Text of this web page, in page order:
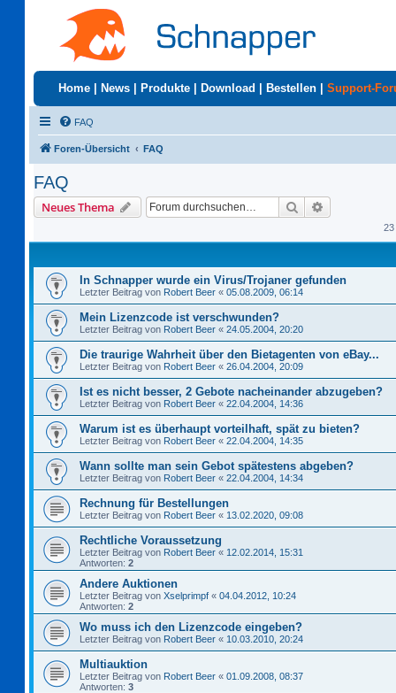
Home News Produkte Download Bestellen Support-
FAQ
Foren-Übersicht FAQ
FAQ
Neues Thema Suche
23
In Schnapper wurde ein Virus/Trojaner gefunden
Letzter Beitrag von Robert Beer « 05.08.2009, 06:14
Mein Lizenzcode ist verschwunden?
Letzter Beitrag von Robert Beer « 24.05.2004, 20:20
Die traurige Wahrheit über den Bietagenten von eBay...
Letzter Beitrag von Robert Beer « 26.04.2004, 20:09
Ist es nicht besser, 2 Gebote nacheinander abzugeben?
Letzter Beitrag von Robert Beer « 22.04.2004, 14:36
Warum ist es überhaupt vorteilhaft, spät zu bieten?
Letzter Beitrag von Robert Beer « 22.04.2004, 14:35
Wann sollte man sein Gebot spätestens abgeben?
Letzter Beitrag von Robert Beer « 22.04.2004, 14:34
Rechnung für Bestellungen
Letzter Beitrag von Robert Beer « 13.02.2020, 09:08
Rechtliche Voraussetzung
Letzter Beitrag von Robert Beer « 12.02.2014, 15:31
Antworten: 2
Andere Auktionen
Letzter Beitrag von Xselprimpf « 04.04.2012, 10:24
Antworten: 2
Wo muss ich den Lizenzcode eingeben?
Letzter Beitrag von Robert Beer « 10.03.2010, 20:24
Multiauktion
Letzter Beitrag von Robert Beer « 01.09.2008, 08:37
Antworten: 3